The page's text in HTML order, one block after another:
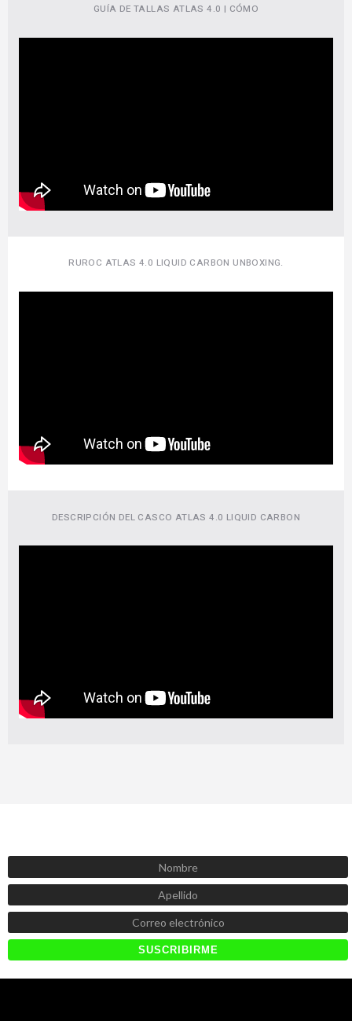
GUÍA DE TALLAS ATLAS 4.0 | CÓMO
RUROC ATLAS 4.0 LIQUID CARBON UNBOXING.
DESCRIPCIÓN DEL CASCO ATLAS 4.0 LIQUID CARBON